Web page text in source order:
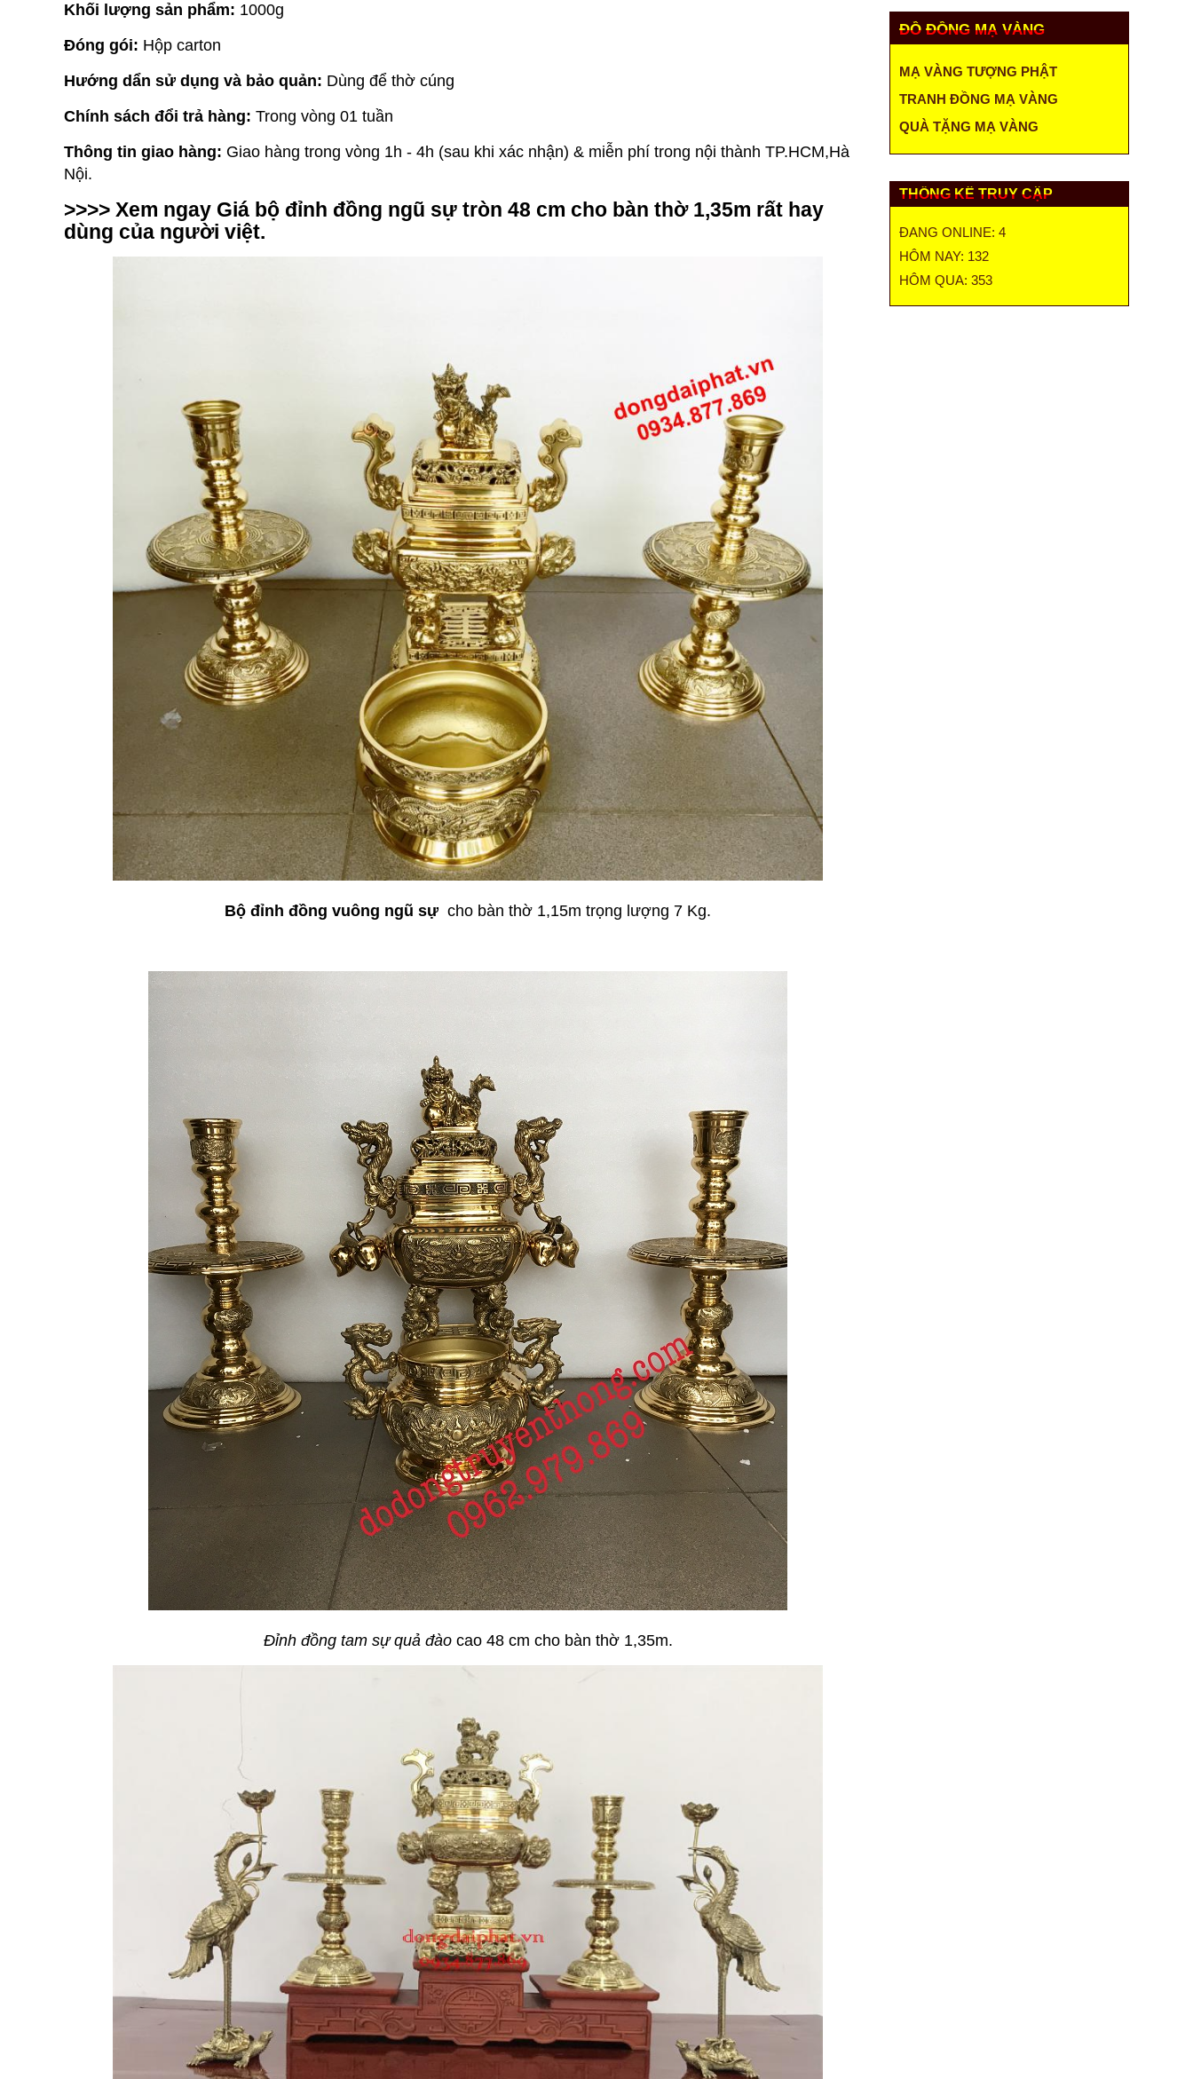
Khối lượng sản phẩm: 1000g
Đóng gói: Hộp carton
Hướng dẩn sử dụng và bảo quản: Dùng để thờ cúng
Chính sách đổi trả hàng: Trong vòng 01 tuần
Thông tin giao hàng: Giao hàng trong vòng 1h - 4h (sau khi xác nhận) & miễn phí trong nội thành TP.HCM,Hà
Nội.
>>>> Xem ngay Giá bộ đỉnh đồng ngũ sự tròn 48 cm cho bàn thờ 1,35m rất hay
dùng của người việt.
Bộ đỉnh đồng vuông ngũ sự cho bàn thờ 1,15m trọng lượng 7 Kg.
Đỉnh đồng tam sự quả đàocao 48 cm cho bàn thờ 1,35m.
ĐỒ ĐỒNG MẠ VÀNG
MẠ VÀNG TƯỢNG PHẬT
TRANH ĐỒNG MẠ VÀNG
QUÀ TẶNG MẠ VÀNG
THỐNG KÊ TRUY CẬP
ĐANG ONLINE: 4
HÔM NAY: 132
HÔM QUA: 353